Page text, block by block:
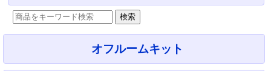
オフルームキット